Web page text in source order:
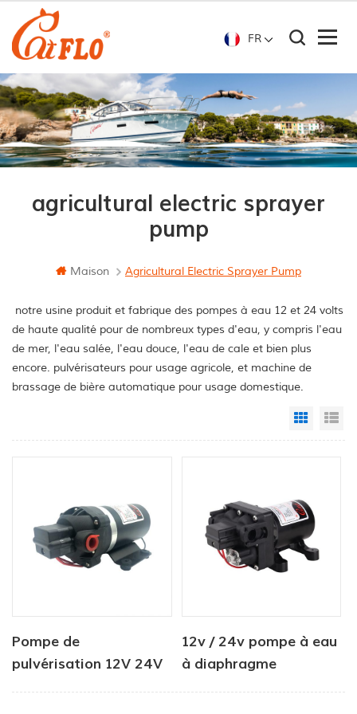
FR
agricultural electric sprayer
pump
Maison Agricultural Electric Sprayer Pump
notre usine produit et fabrique des pompes à eau 12 et 24 volts
de haute qualité pour de nombreux types d'eau, y compris l'eau
de mer, l'eau salée, l'eau douce, l'eau de cale et bien plus
encore. pulvérisateurs pour usage agricole, et machine de
brassage de bière automatique pour usage domestique.
Grid
Pompe de
pulvérisation 12V 24V
12v / 24v pompe à eau
à diaphragme